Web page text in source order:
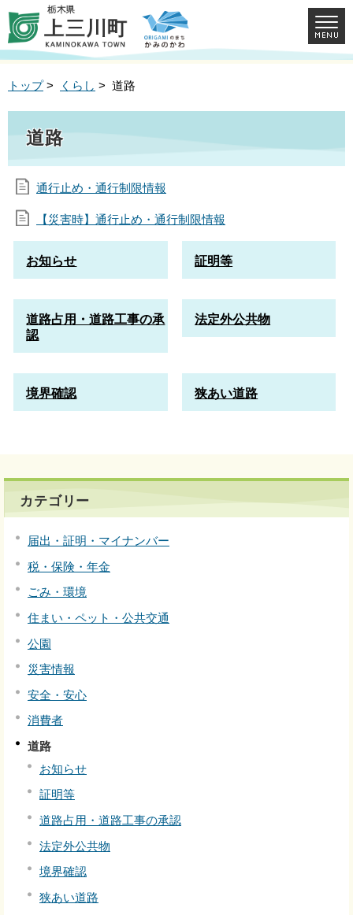
トップ> くらし > 道路
道路
通行止め・通行制限情報
【災害時】通行止め・通行制限情報
お知らせ 証明等
道路占用・道路工事の承
認
法定外公共物
境界確認 狭あい道路
カテゴリー
届出・証明・マイナンバー
税・保険・年金
ごみ・環境
住まい・ペット・公共交通
公園
災害情報
安全・安心
消費者
道路
お知らせ
証明等
道路占用・道路工事の承認
法定外公共物
境界確認
狭あい道路